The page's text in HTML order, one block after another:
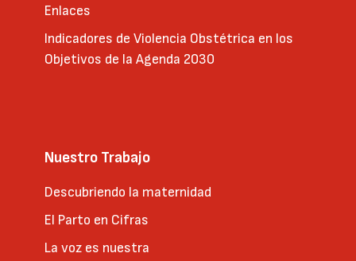
Enlaces
Indicadores de Violencia Obstétrica en los
Objetivos de la Agenda 2030
Nuestro Trabajo
Descubriendo la maternidad
El Parto en Cifras
La voz es nuestra